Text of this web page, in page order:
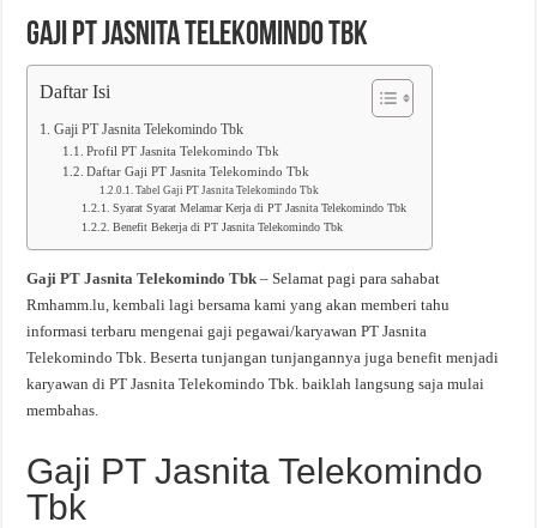
Gaji PT Jasnita Telekomindo Tbk
Daftar Isi
Gaji PT Jasnita Telekomindo Tbk
Profil PT Jasnita Telekomindo Tbk
Daftar Gaji PT Jasnita Telekomindo Tbk
Tabel Gaji PT Jasnita Telekomindo Tbk
Syarat Syarat Melamar Kerja di PT Jasnita Telekomindo Tbk
Benefit Bekerja di PT Jasnita Telekomindo Tbk
Gaji PT Jasnita Telekomindo Tbk – Selamat pagi para sahabat
Rmhamm.lu, kembali lagi bersama kami yang akan memberi tahu
informasi terbaru mengenai gaji pegawai/karyawan PT Jasnita
Telekomindo Tbk. Beserta tunjangan tunjangannya juga benefit menjadi
karyawan di PT Jasnita Telekomindo Tbk. baiklah langsung saja mulai
membahas.
Gaji PT Jasnita Telekomindo
Tbk